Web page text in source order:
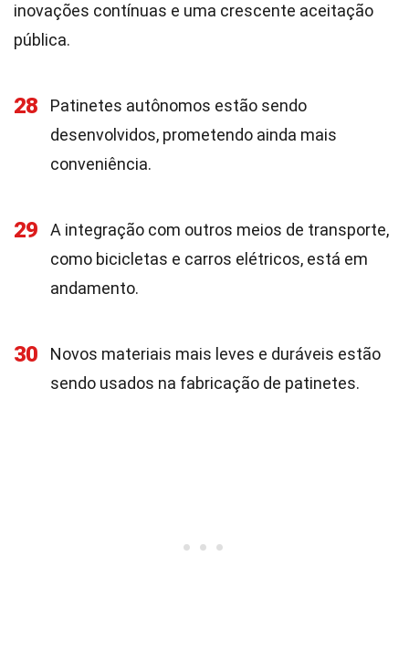
inovações contínuas e uma crescente aceitação
pública.
28
Patinetes autônomos estão sendo
desenvolvidos, prometendo ainda mais
conveniência.
29
A integração com outros meios de transporte,
como bicicletas e carros elétricos, está em
andamento.
30
Novos materiais mais leves e duráveis estão
sendo usados na fabricação de patinetes.